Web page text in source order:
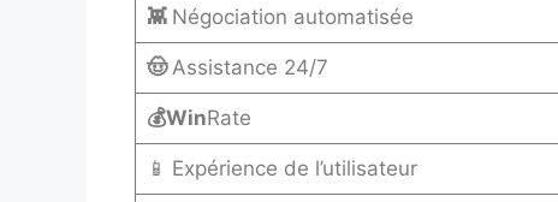
👾 Négociation automatisée
🤠Assistance 24/7
💰WinRate
📱 Expérience de l’utilisateur